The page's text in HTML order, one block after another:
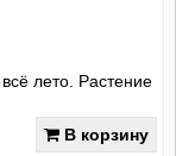
лето. Растение
В корзину